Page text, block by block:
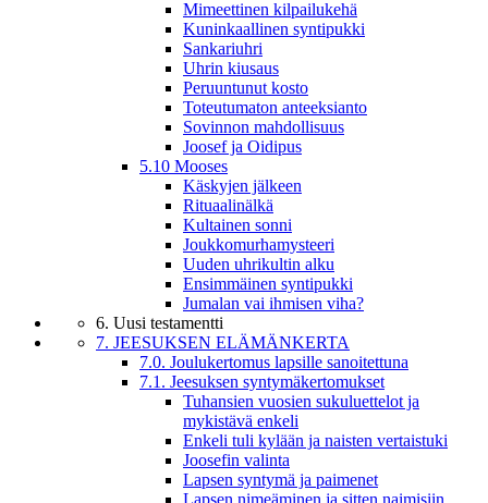
Mimeettinen kilpailukehä
Kuninkaallinen syntipukki
Sankariuhri
Uhrin kiusaus
Peruuntunut kosto
Toteutumaton anteeksianto
Sovinnon mahdollisuus
Joosef ja Oidipus
5.10 Mooses
Käskyjen jälkeen
Rituaalinälkä
Kultainen sonni
Joukkomurhamysteeri
Uuden uhrikultin alku
Ensimmäinen syntipukki
Jumalan vai ihmisen viha?
6. Uusi testamentti
7. JEESUKSEN ELÄMÄNKERTA
7.0. Joulukertomus lapsille sanoitettuna
7.1. Jeesuksen syntymäkertomukset
Tuhansien vuosien sukuluettelot ja
mykistävä enkeli
Enkeli tuli kylään ja naisten vertaistuki
Joosefin valinta
Lapsen syntymä ja paimenet
Lapsen nimeäminen ja sitten naimisiin